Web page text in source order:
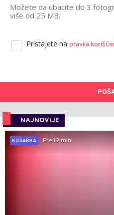
Možete da ubacite do 3
više od 25 MB.
Pristajete na pravila
NAJNOVIJE
KOŠARKA
Pre 19 min